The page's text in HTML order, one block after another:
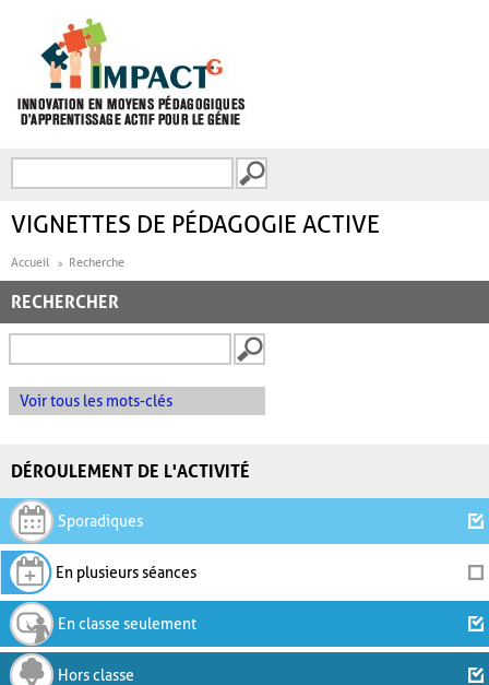
FORMULAIRE DE
VIGNETTES DE PÉDAGOGIE ACTIVE
Accueil Recherche
RECHERCHER
Voir tous les mots-clés
DÉROULEMENT DE L'ACTIVITÉ
Sporadiques
En plusieurs séances
En classe seulement
Hors classe